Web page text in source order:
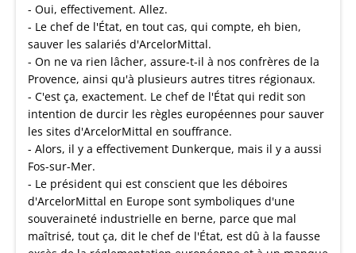
- Oui, effectivement. Allez.
- Le chef de l'État, en tout cas, qui compte, eh bien,
sauver les salariés d'ArcelorMittal.
- On ne va rien lâcher, assure-t-il à nos confrères de la
Provence, ainsi qu'à plusieurs autres titres régionaux.
- C'est ça, exactement. Le chef de l'État qui redit son
intention de durcir les règles européennes pour sauver
les sites d'ArcelorMittal en souffrance.
- Alors, il y a effectivement Dunkerque, mais il y a aussi
Fos-sur-Mer.
- Le président qui est conscient que les déboires
d'ArcelorMittal en Europe sont symboliques d'une
souveraineté industrielle en berne, parce que mal
maîtrisé, tout ça, dit le chef de l'État, est dû à la fausse